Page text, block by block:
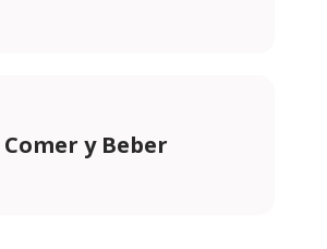
Comer y Beber